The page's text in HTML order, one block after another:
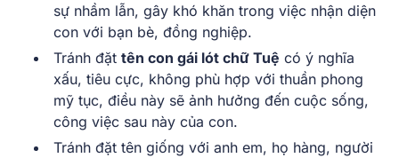
sự nhầm lẫn, gây khó khăn trong việc nhận diện
con với bạn bè, đồng nghiệp.
Tránh đặt tên con gái lót chữ Tuệ có ý nghĩa
xấu, tiêu cực, không phù hợp với thuần phong
mỹ tục, điều này sẽ ảnh hưởng đến cuộc sống,
công việc sau này của con.
Tránh đặt tên giống với anh em, họ hàng, người